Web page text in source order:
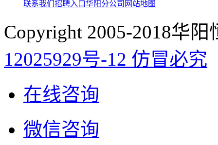
联系我们 招聘入口华阳分公司 网站地图
Copyright 2005-2018华
12025929号-12 仿冒必究
在线咨询
微信咨询